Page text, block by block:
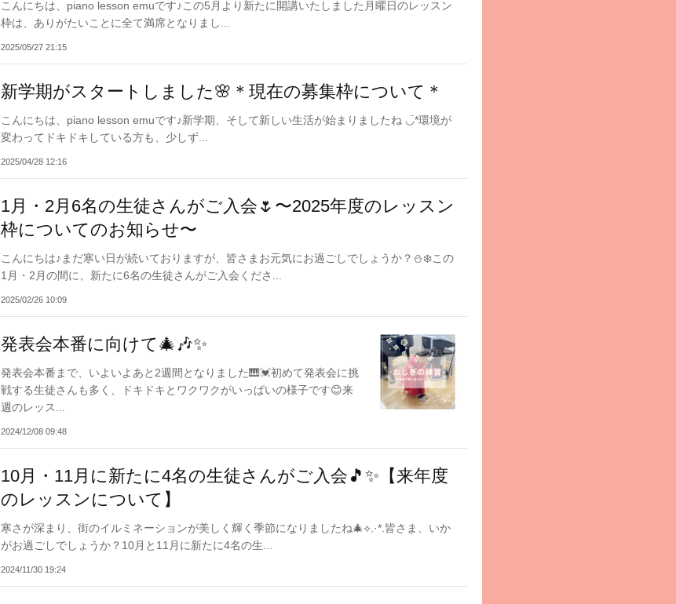
こんにちは、piano lesson emuです♪この5月より新たに開講いたしました月曜日のレッスン
枠は、ありがたいことに全て満席となりまし...
2025/05/27 21:15
新学期がスタートしました🌸＊現在の募集枠について＊
こんにちは、piano lesson emuです♪新学期、そして新しい生活が始まりましたね ◡̈*環境が
変わってドキドキしている方も、少しず...
2025/04/28 12:16
1月・2月6名の生徒さんがご入会🌷〜2025年度のレッスン
枠についてのお知らせ〜
こんにちは♪まだ寒い日が続いておりますが、皆さまお元気にお過ごしでしょうか？⛄️❄️この
1月・2月の間に、新たに6名の生徒さんがご入会くださ...
2025/02/26 10:09
発表会本番に向けて🎄🎶✨
発表会本番まで、いよいよあと2週間となりました🎹💓初めて発表会に挑
戦する生徒さんも多く、ドキドキとワクワクがいっぱいの様子です😊来
週のレッス...
2024/12/08 09:48
10月・11月に新たに4名の生徒さんがご入会🎵✨【来年度
のレッスンについて】
寒さが深まり、街のイルミネーションが美しく輝く季節になりましたね🎄⟡.·*.皆さま、いか
がお過ごしでしょうか？10月と11月に新たに4名の生...
2024/11/30 19:24